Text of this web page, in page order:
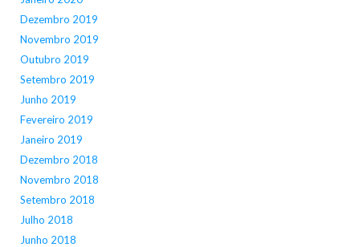
Dezembro 2019
Novembro 2019
Outubro 2019
Setembro 2019
Junho 2019
Fevereiro 2019
Janeiro 2019
Dezembro 2018
Novembro 2018
Setembro 2018
Julho 2018
Junho 2018